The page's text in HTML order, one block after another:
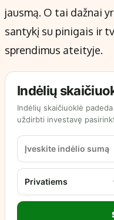
jausmą. O tai dažnai
santykį su pinigais ir
sprendimus ateityje.